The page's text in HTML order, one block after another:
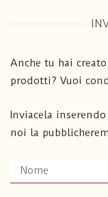
Anche tu hai
prodotti? Vuoi
Inviacela
noi la